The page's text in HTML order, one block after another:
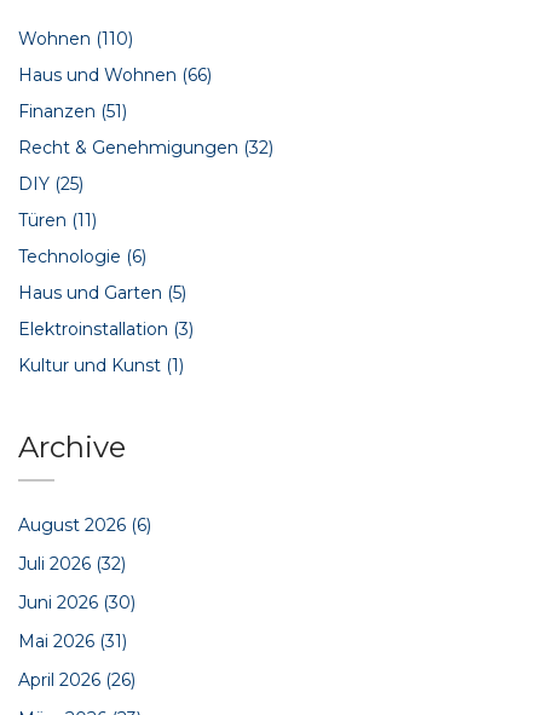
Wohnen (110)
Haus und Wohnen (66)
Finanzen (51)
Recht & Genehmigungen (32)
DIY (25)
Türen (11)
Technologie (6)
Haus und Garten (5)
Elektroinstallation (3)
Kultur und Kunst (1)
Archive
August 2026 (6)
Juli 2026 (32)
Juni 2026 (30)
Mai 2026 (31)
April 2026 (26)